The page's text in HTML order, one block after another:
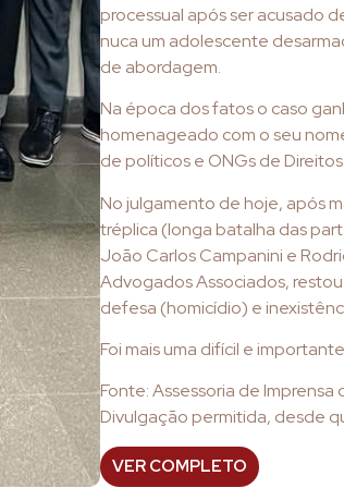
processual após ser acusado
nuca um adolescente
de abordagem.
Na época dos fatos o caso
homenageado com o seu
de políticos e ONGs de
No julgamento de hoje, após
tréplica (longa batalha das
João Carlos Campanini e
Advogados Associados,
defesa (homicídio) e
Foi mais uma difícil e
Fonte: Assessoria de
Divulgação permitida, desde
VER COMPLETO